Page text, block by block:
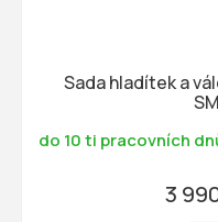
Sada hladítek a
do 10 ti pracovních
3